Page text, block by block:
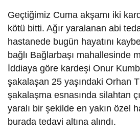
Geçtiğimiz Cuma akşamı iki
kötü bitti. Ağır yaralanan abi
hastanede bugün hayatını
bağlı Bağlarbaşı mahallesinde
İddiaya göre kardeşi Onur
şakalaşan 25 yaşındaki Orhan
şakalaşma esnasında silahtan
yaralı bir şekilde en yakın özel
burada tedavi altına alındı.